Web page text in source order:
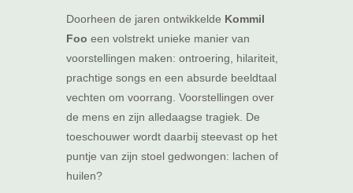
Doorheen de jaren ontwikkelde Kommil
Foo een volstrekt unieke manier van
voorstellingen maken: ontroering, hilariteit,
prachtige songs en een absurde beeldtaal
vechten om voorrang. Voorstellingen over
de mens en zijn alledaagse tragiek. De
toeschouwer wordt daarbij steevast op het
puntje van zijn stoel gedwongen: lachen of
huilen?